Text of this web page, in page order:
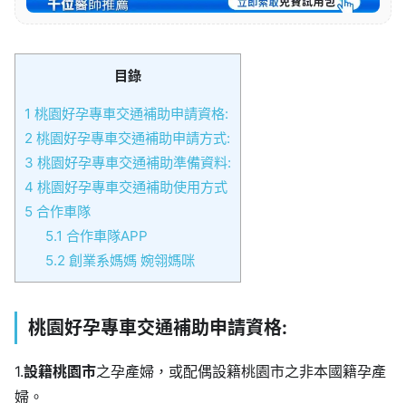
目錄
1 桃園好孕專車交通補助申請資格:
2 桃園好孕專車交通補助申請方式:
3 桃園好孕專車交通補助準備資料:
4 桃園好孕專車交通補助使用方式
5 合作車隊
5.1 合作車隊APP
5.2 創業系媽媽 婉翎媽咪
桃園好孕專車交通補助申請資格:
1.設籍桃園市之孕產婦，或配偶設籍桃園市之非本國籍孕產
婦。